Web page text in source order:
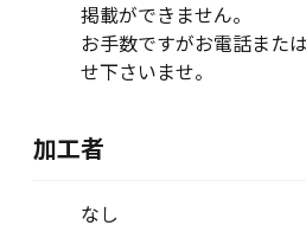
掲載ができません。
お手数ですがお電話また
せ下さいませ。
加工者
なし